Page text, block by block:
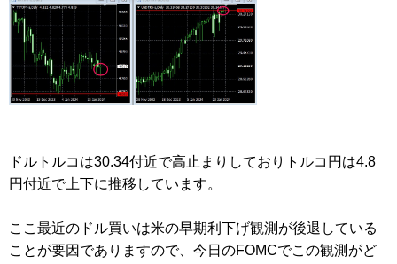
ドルトルコは30.34付近で高止まりしておりトルコ円は4.8
円付近で上下に推移しています。
ここ最近のドル買いは米の早期利下げ観測が後退している
ことが要因でありますので、今日のFOMCでこの観測がど